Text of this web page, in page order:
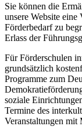
Sie können die
unsere Website
Förderbedarf zu
Erlass der
Für Förderschulen
grundsätzlich
Programme zum
soziale
Termine des
Veranstaltungen mit